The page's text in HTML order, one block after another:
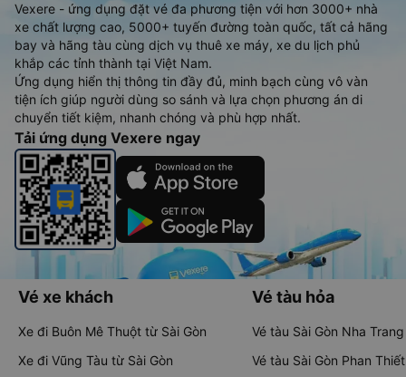
Vexere - ứng dụng đặt vé đa phương tiện với hơn 3000+ nhà
xe chất lượng cao, 5000+ tuyến đường toàn quốc, tất cả hãng
bay và hãng tàu cùng dịch vụ thuê xe máy, xe du lịch phủ
khắp các tỉnh thành tại Việt Nam.
Ứng dụng hiển thị thông tin đầy đủ, minh bạch cùng vô vàn
tiện ích giúp người dùng so sánh và lựa chọn phương án di
chuyển tiết kiệm, nhanh chóng và phù hợp nhất.
Tải ứng dụng Vexere ngay
Vé xe khách
Xe đi Buôn Mê Thuột từ Sài Gòn
Xe đi Vũng Tàu từ Sài Gòn
Vé tàu hỏa
Vé tàu Sài Gòn Nha Trang
Vé tàu Sài Gòn Phan Thiết